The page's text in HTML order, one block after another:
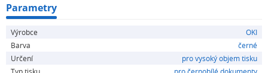
Parametry
Výrobce
OKI
Barva
černé
Určení
pro vysoký objem tisku
Typ tisku
pro černobílé dokumenty